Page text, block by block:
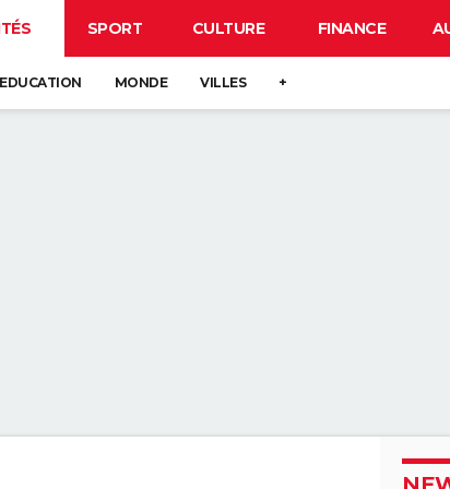
SPORT CULTURE FINANCE
EDUCATION MONDE VILLES +